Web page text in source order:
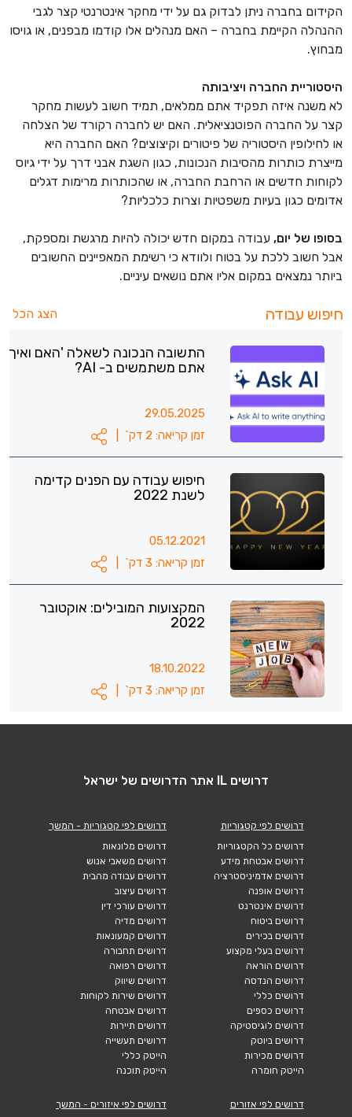
הקידום בחברה ניתן לבדוק גם על ידי מחקר אינטרנטי קצר לגבי
ההנהלה הקיימת בחברה – האם מנהלים אלו קודמו מבפנים, או גויסו
מבחוץ.
היסטוריית החברה ויציבותה
לא משנה איזה תפקיד אתם ממלאים, תמיד חשוב לעשות מחקר
קצר על החברה הפוטנציאלית. האם יש לחברה רקורד של הצלחה
או לחילופין היסטוריה של פיטורים וקיצוצים? האם החברה היא
מייצרת כותרות מהסיבות הנכונות, כגון השגת אבני דרך על ידי גיוס
לקוחות חדשים או הרחבת החברה, או שהכותרות מרימות דגלים
אדומים כגון בעיות משפטיות וצרות כלכליות?
בסופו של יום, עבודה במקום חדש יכולה להיות מרגשת ומספקת,
אבל חשוב ללכת על בטוח ולוודא כי רשימת המאפיינים החשובים
ביותר נמצאים במקום אליו אתם נושאים עיניים.
חיפוש עבודה הצג הכל
התשובה הנכונה לשאלה 'האם ואיך
אתם משתמשים ב- AI?
29.05.2025
זמן קריאה: 2 דק`
חיפוש עבודה עם הפנים קדימה
לשנת 2022
05.12.2021
זמן קריאה: 3 דק`
המקצועות המובילים: אוקטובר
2022
18.10.2022
זמן קריאה: 3 דק`
דרושים IL אתר הדרושים של ישראל
דרושים לפי קטגוריות
דרושים כל הקטגוריות
דרושים אבטחת מידע
דרושים אדמיניסטרציה
דרושים אופנה
דרושים אינטרנט
דרושים ביטוח
דרושים בכירים
דרושים בעלי מקצוע
דרושים הוראה
דרושים הנדסה
דרושים כללי
דרושים כספים
דרושים לוגיסטיקה
דרושים ביוטק
דרושים מכירות
הייטק חומרה
דרושים לפי קטגוריות - המשך
דרושים מלונאות
דרושים משאבי אנוש
דרושים עבודה מהבית
דרושים עיצוב
דרושים עורכי דין
דרושים מדיה
דרושים קמעונאות
דרושים תחבורה
דרושים רפואה
דרושים שיווק
דרושים שירות לקוחות
דרושים אבטחה
דרושים תיירות
דרושים תעשייה
הייטק כללי
הייטק תוכנה
דרושים לפי אזורים
דרושים לפי איזורים - המשך